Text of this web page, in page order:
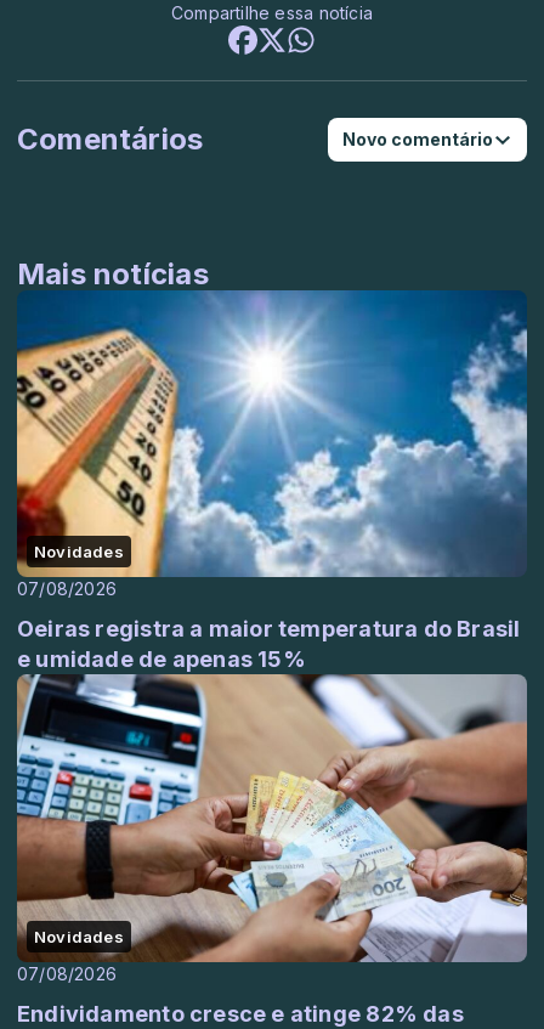
Compartilhe essa notícia
Comentários Novo comentário
Mais notícias
Novidades
07/08/2026
Oeiras registra a maior temperatura do Brasil
e umidade de apenas 15%
Novidades
07/08/2026
Endividamento cresce e atinge 82% das